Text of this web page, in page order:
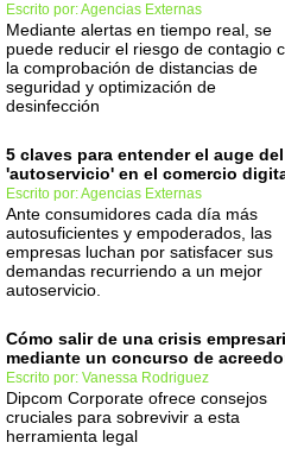
Escrito por: Agencias Externas
Mediante alertas en tiempo real, se
puede reducir el riesgo de contagio
la comprobación de distancias de
seguridad y optimización de
desinfección
5 claves para entender el auge del
'autoservicio' en el comercio
Escrito por: Agencias Externas
Ante consumidores cada día más
autosuficientes y empoderados, las
empresas luchan por satisfacer sus
demandas recurriendo a un mejor
autoservicio.
Cómo salir de una crisis
mediante un concurso de
Escrito por: Vanessa Rodriguez
Dipcom Corporate ofrece consejos
cruciales para sobrevivir a esta
herramienta legal